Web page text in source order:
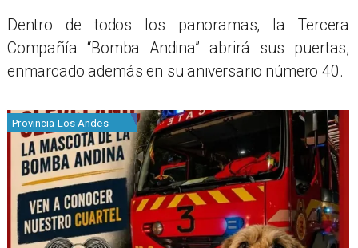
​Dentro de todos los panoramas, la Tercera
Compañía “Bomba Andina” abrirá sus puertas,
enmarcado además en su aniversario número 40.
Provincia Los Andes